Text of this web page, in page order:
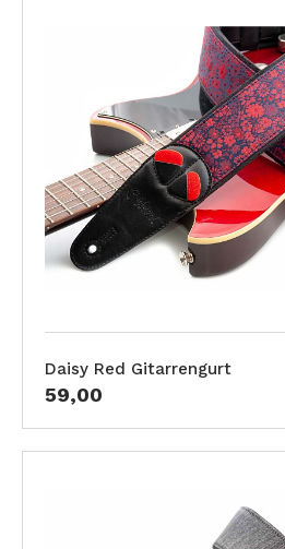
Daisy Red Gitarrengurt
59,00